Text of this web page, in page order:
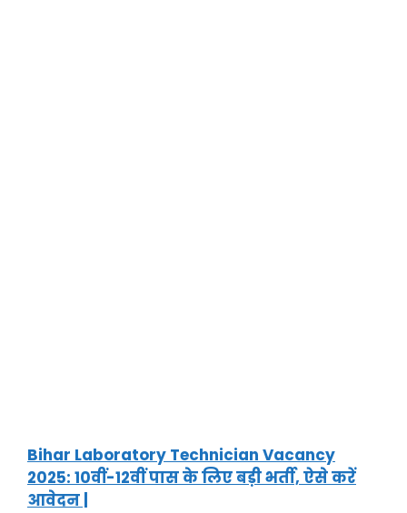
Bihar Laboratory Technician Vacancy
2025: 10वीं-12वीं पास के लिए बड़ी भर्ती, ऐसे करें
आवेदन |